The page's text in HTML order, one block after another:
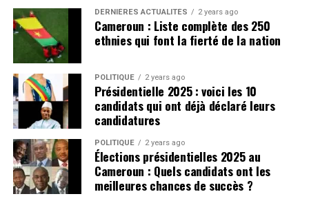
DERNIÈRES ACTUALITÉS 2 years ago
Cameroun : Liste complète des 250
ethnies qui font la fierté de la nation
POLITIQUE 2 years ago
Présidentielle 2025 : voici les 10
candidats qui ont déjà déclaré leurs
candidatures
POLITIQUE 2 years ago
Élections présidentielles 2025 au
Cameroun : Quels candidats ont les
meilleures chances de succès ?